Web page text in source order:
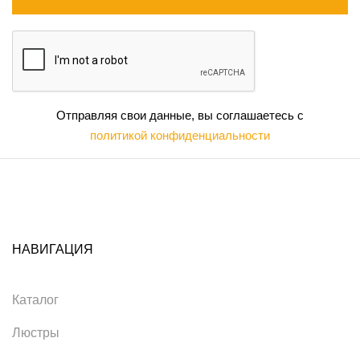
Отправляя свои данные, вы соглашаетесь с
политикой конфиденциальности
НАВИГАЦИЯ
Каталог
Люстры